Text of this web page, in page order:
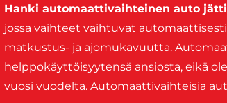
Hanki automaattivaihteinen auto
jossa vaihteet vaihtuvat
matkustus- ja ajomukavuutta.
helppokäyttöisyytensä ansiosta, eikä
vuosi vuodelta. Automaattivaihteisia